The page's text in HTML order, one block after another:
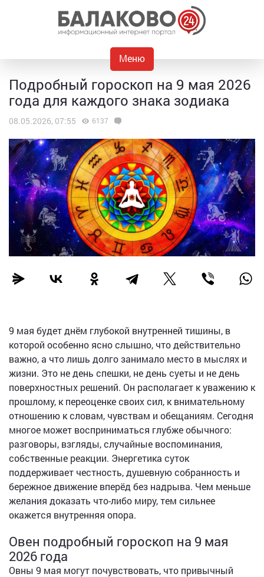
Меню
Подробный гороскоп на 9 мая 2026
года для каждого знака зодиака
08.05.2026, 07:55 6137
9 мая будет днём глубокой внутренней тишины, в
которой особенно ясно слышно, что действительно
важно, а что лишь долго занимало место в мыслях и
жизни. Это не день спешки, не день суеты и не день
поверхностных решений. Он располагает к уважению к
прошлому, к переоценке своих сил, к внимательному
отношению к словам, чувствам и обещаниям. Сегодня
многое может восприниматься глубже обычного:
разговоры, взгляды, случайные воспоминания,
собственные реакции. Энергетика суток
поддерживает честность, душевную собранность и
бережное движение вперёд без надрыва. Чем меньше
желания доказать что-либо миру, тем сильнее
окажется внутренняя опора.
Овен подробный гороскоп на 9 мая
2026 года
Овны 9 мая могут почувствовать, что привычный